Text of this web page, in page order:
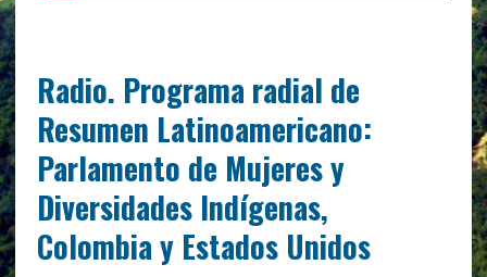
Radio. Programa radial de
Resumen Latinoamericano:
Parlamento de Mujeres y
Diversidades Indígenas,
Colombia y Estados Unidos